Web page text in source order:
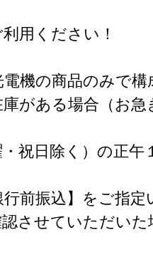
用ください！
機の商品のみで構
がある場合（お急
祝日除く）の正午
前振込】をご指定
させていただいた